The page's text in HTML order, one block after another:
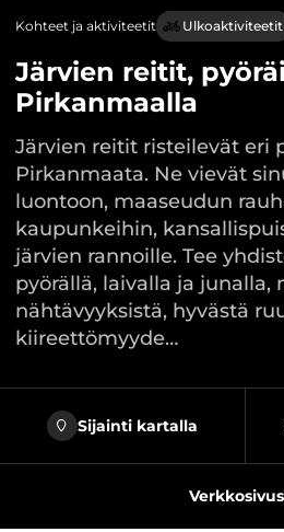
Kohteet ja aktiviteetit Ulkoaktiviteetit
Järvien reitit,
Pirkanmaalla
Järvien reitit risteilevät eri
Pirkanmaata. Ne vievät
luontoon, maaseudun
kaupunkeihin,
järvien rannoille. Tee
pyörällä, laivalla ja junalla,
nähtävyyksistä, hyvästä
kiireettömyyde…
Sijainti kartalla